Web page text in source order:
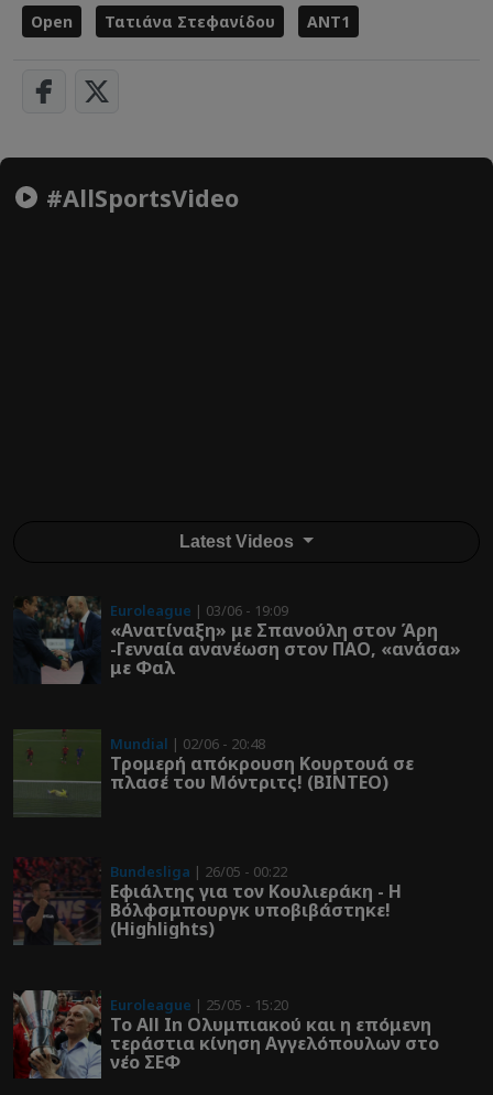
Open Τατιάνα Στεφανίδου ANT1
#AllSportsVideo
Latest Videos
Euroleague | 03/06 - 19:09
«Ανατίναξη» με Σπανούλη στον Άρη
-Γενναία ανανέωση στον ΠΑΟ, «ανάσα»
με Φαλ
Mundial | 02/06 - 20:48
Τρομερή απόκρουση Κουρτουά σε
πλασέ του Μόντριτς! (ΒΙΝΤΕΟ)
Bundesliga | 26/05 - 00:22
Εφιάλτης για τον Κουλιεράκη - Η
Βόλφσμπουργκ υποβιβάστηκε!
(Highlights)
Euroleague | 25/05 - 15:20
Το All In Ολυμπιακού και η επόμενη
τεράστια κίνηση Αγγελόπουλων στο
νέο ΣΕΦ